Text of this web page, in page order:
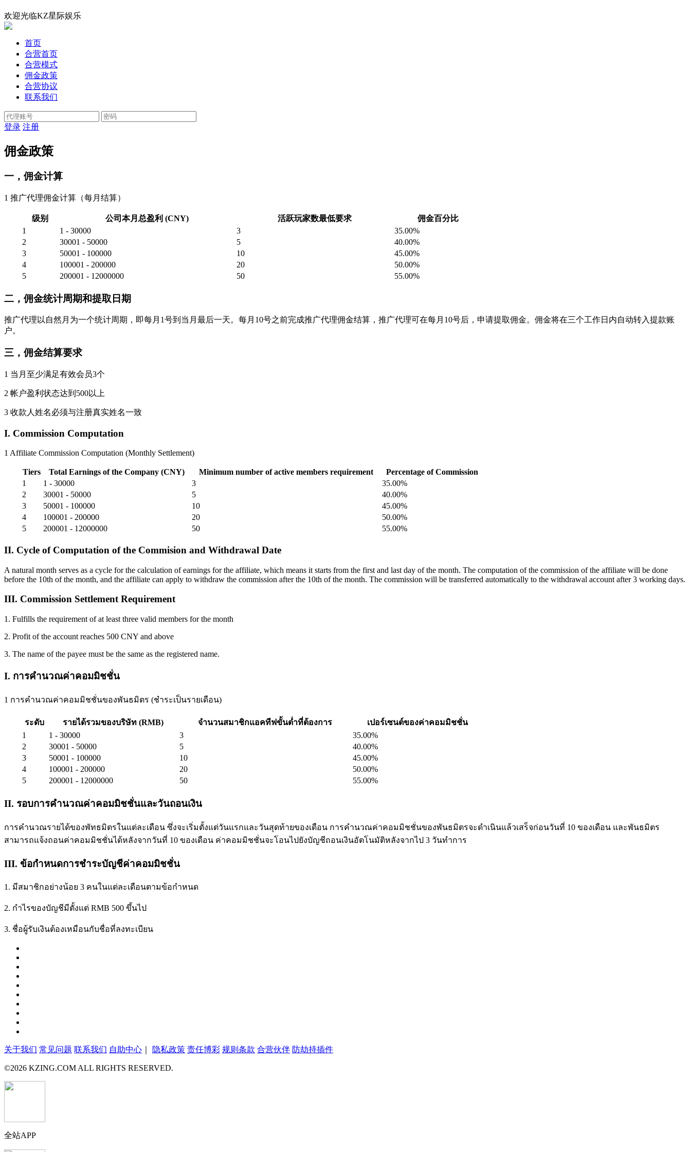
欢迎光临KZ星际娱乐
首页
合营首页
合营模式
佣金政策
合营协议
联系我们
登录 注册
佣金政策
一，佣金计算
1 推广代理佣金计算（每月结算）
级别 公司本月总盈利 (CNY) 活跃玩家数最低要求
佣金百分比
1
1 - 30000 3
35.00%
2
30001 - 50000 5
40.00%
3
50001 - 100000 10
45.00%
4
100001 - 200000 20
50.00%
5
200001 - 12000000 50 55.00%
二，佣金统计周期和提取日期
推广代理以自然月为一个统计周期，即每月1号到当月最后一天。每月10号之前完成推广代理佣金结算，推广代理可在每月10号后，申请提取佣金。佣金将在三个工作日内自动转入提款账
户。
三，佣金结算要求
1 当月至少满足有效会员3个
2 帐户盈利状态达到500以上
3 收款人姓名必须与注册真实姓名一致
I. Commission Computation
1 Affiliate Commission Computation (Monthly Settlement)
Tiers Total Earnings of the Company (CNY) Minimum number of active members requirement
Percentage of Commission
1
1 - 30000 3
35.00%
2
30001 - 50000 5
40.00%
3
50001 - 100000 10
45.00%
4
100001 - 200000 20
50.00%
5
200001 - 12000000 50 55.00%
II. Cycle of Computation of the Commision and Withdrawal Date
A natural month serves as a cycle for the calculation of earnings for the affiliate, which means it starts from the first and last day of the month. The computation of the commission of the affiliate will be done
before the 10th of the month, and the affiliate can apply to withdraw the commission after the 10th of the month. The commission will be transferred automatically to the withdrawal account after 3 working days.
III. Commission Settlement Requirement
1. Fulfills the requirement of at least three valid members for the month
2. Profit of the account reaches 500 CNY and above
3. The name of the payee must be the same as the registered name.
I. การคำนวณค่าคอมมิชชั่น
1 การคำนวณค่าคอมมิชชั่นของพันธมิตร (ชำระเป็นรายเดือน)
ระดับ รายได้รวมของบริษัท (RMB) จำนวนสมาชิกแอคทีฟขั้นต่ำที่ต้องการ
เปอร์เซนต์ของค่าคอมมิชชั่น
1
1 - 30000 3
35.00%
2
30001 - 50000 5
40.00%
3
50001 - 100000 10
45.00%
4
100001 - 200000 20
50.00%
5
200001 - 12000000 50 55.00%
II. รอบการคำนวณค่าคอมมิชชั่นและวันถอนเงิน
การคำนวณรายได้ของพัทธมิตรในแต่ละเดือน ซึ่งจะเริ่มตั้งแต่วันแรกและวันสุดท้ายของเดือน การคำนวณค่าคอมมิชชั่นของพันธมิตรจะดำเนินแล้วเสร็จก่อนวันที่ 10 ของเดือน และพันธมิตร
สามารถแจ้งถอนค่าคอมมิชชั่นได้หลังจากวันที่ 10 ของเดือน ค่าคอมมิชชั่นจะโอนไปยังบัญชีถอนเงินอัตโนมัติหลังจากไป 3 วันทำการ
III. ข้อกำหนดการชำระบัญชีค่าคอมมิชชั่น
1. มีสมาชิกอย่างน้อย 3 คนในแต่ละเดือนตามข้อกำหนด
2. กำไรของบัญชีมีตั้งแต่ RMB 500 ขึ้นไป
3. ชื่อผู้รับเงินต้องเหมือนกับชื่อที่ลงทะเบียน
关于我们 常见问题 联系我们 自助中心 隐私政策 责任博彩 规则条款 合营伙伴 防劫持插件
©2026 KZING.COM ALL RIGHTS RESERVED.
全站APP